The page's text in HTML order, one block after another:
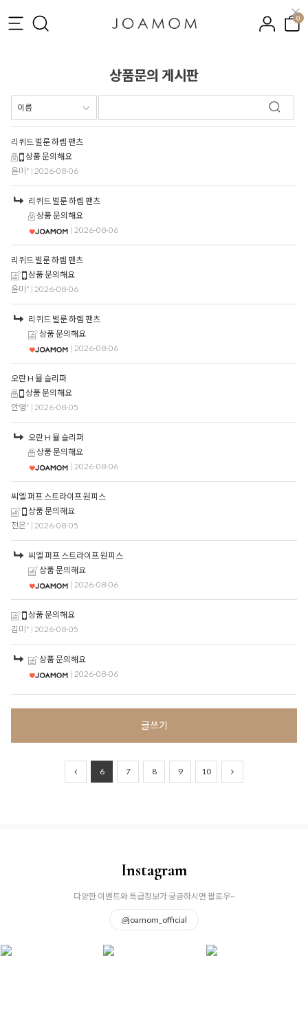
0
상품문의 게시판
리퀴드 벌룬 하렘 팬츠
상품 문의해요
윤미* | 2026-08-06
리퀴드 벌룬 하렘 팬츠
상품 문의해요
| 2026-08-06
리퀴드 벌룬 하렘 팬츠
상품 문의해요
윤미* | 2026-08-06
리퀴드 벌룬 하렘 팬츠
상품 문의해요
| 2026-08-06
오란 H 뮬 슬리퍼
상품 문의해요
안영* | 2026-08-05
오란 H 뮬 슬리퍼
상품 문의해요
| 2026-08-06
씨엘 퍼프 스트라이프 원피스
상품 문의해요
전은* | 2026-08-05
씨엘 퍼프 스트라이프 원피스
상품 문의해요
| 2026-08-06
상품 문의해요
김미* | 2026-08-05
상품 문의해요
| 2026-08-06
글쓰기
6 7 8 9 10
Instagram
다양한 이벤트와 특급정보가 궁금하시면 팔로우~
@joamom_official